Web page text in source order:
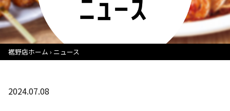
裾野店ホーム ニュース
2024.07.08